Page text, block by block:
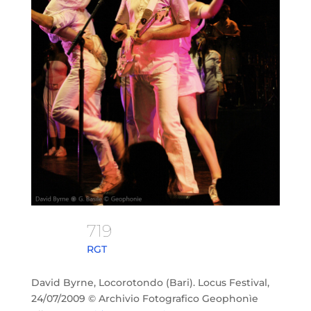
719
RGT
David Byrne, Locorotondo (Bari). Locus Festival,
24/07/2009 © Archivio Fotografico Geophonìe